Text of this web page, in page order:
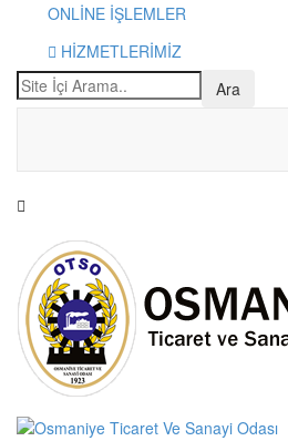
ONLİNE İŞLEMLER
HİZMETLERİMİZ